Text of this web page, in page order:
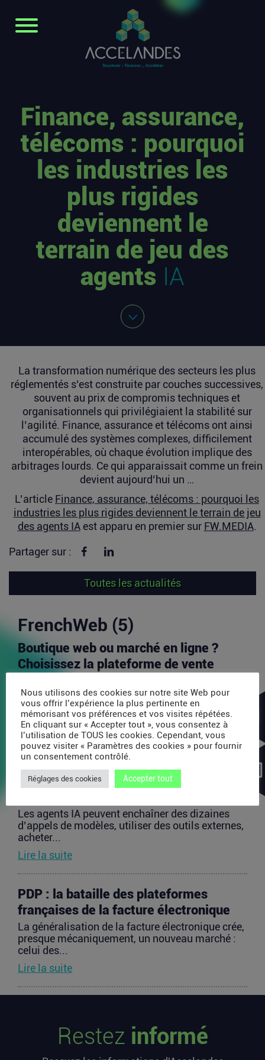
Finance, assurance,
télécoms : pourquoi
les industries les
plus rigides
deviennent le
terrain de jeu des
agents IA
La transformation numérique des secteurs les plus
réglementés s’est construite par couches successives,
souvent au prix de compromis techniques et
organisationnels qui privilégiaient la stabilité sur
l’agilité. Finance, assurance et télécoms ont ainsi
accumulé des systèmes complexes, difficilement
interopérables, où chaque évolution implique des
arbitrages lourds. Ce qui apparaissait comme un frein
devient aujourd’hui un …
L’article Finance, assurance, télécoms : pourquoi les
industries les plus rigides deviennent le terrain de jeu
des agents IAest apparu en premier sur FW.MEDIA.
Partager sur : Partager sur Facebook
Toutes les actualités
FrenchWeb (5)
Boutique web ou marché en ligne ?
Choisissez la plateforme de vente
Aujourd’hui, l’un des principaux défis pour les
vendeurs en ligne est d’identifier les canaux de...
Lire la suite
veut devenir le contrôleur de gestion
Les agents IA peuvent enchaîner des dizaines
d’appels de modèles, utiliser des outils externes,
acheter...
Lire la suite
PDP : la bataille des plateformes
françaises de la facture électronique
La généralisation de la facture électronique crée,
presque mécaniquement, un nouveau marché :
celui des...
Lire la suite
digitalise l’accompagnement des
voyageurs
Les formalités de voyage demeurent l’une des
Restez informé
Nous utilisons des cookies sur notre site Web pour
vous offrir l’expérience la plus pertinente en
mémorisant vos préférences et vos visites répétées.
En cliquant sur « Accepter tout », vous consentez à
l’utilisation de TOUS les cookies. Cependant, vous
pouvez visiter « Paramètres des cookies » pour fournir
un consentement contrôlé.
Réglages des cookies Accepter tout